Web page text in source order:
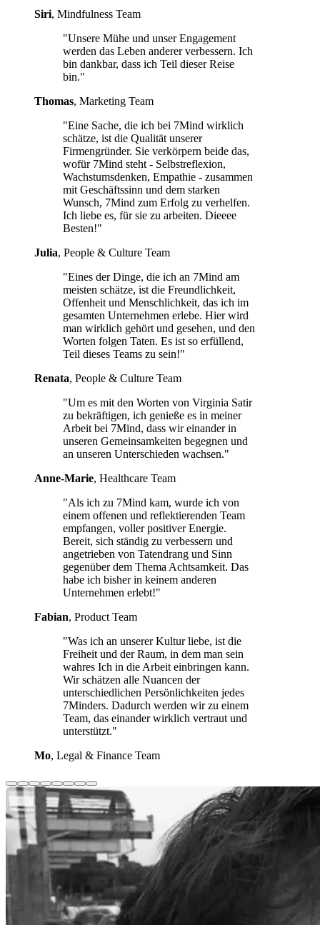
Siri, Mindfulness Team
"Unsere Mühe und unser Engagement
werden das Leben anderer verbessern. Ich
bin dankbar, dass ich Teil dieser Reise
bin."
Thomas, Marketing Team
"Eine Sache, die ich bei 7Mind wirklich
schätze, ist die Qualität unserer
Firmengründer. Sie verkörpern beide das,
wofür 7Mind steht - Selbstreflexion,
Wachstumsdenken, Empathie - zusammen
mit Geschäftssinn und dem starken
Wunsch, 7Mind zum Erfolg zu verhelfen.
Ich liebe es, für sie zu arbeiten. Dieeee
Besten!"
Julia, People & Culture Team
"Eines der Dinge, die ich an 7Mind am
meisten schätze, ist die Freundlichkeit,
Offenheit und Menschlichkeit, das ich im
gesamten Unternehmen erlebe. Hier wird
man wirklich gehört und gesehen, und den
Worten folgen Taten. Es ist so erfüllend,
Teil dieses Teams zu sein!"
Renata, People & Culture Team
"Um es mit den Worten von Virginia Satir
zu bekräftigen, ich genieße es in meiner
Arbeit bei 7Mind, dass wir einander in
unseren Gemeinsamkeiten begegnen und
an unseren Unterschieden wachsen."
Anne-Marie, Healthcare Team
"Als ich zu 7Mind kam, wurde ich von
einem offenen und reflektierenden Team
empfangen, voller positiver Energie.
Bereit, sich ständig zu verbessern und
angetrieben von Tatendrang und Sinn
gegenüber dem Thema Achtsamkeit. Das
habe ich bisher in keinem anderen
Unternehmen erlebt!"
Fabian, Product Team
"Was ich an unserer Kultur liebe, ist die
Freiheit und der Raum, in dem man sein
wahres Ich in die Arbeit einbringen kann.
Wir schätzen alle Nuancen der
unterschiedlichen Persönlichkeiten jedes
7Minders. Dadurch werden wir zu einem
Team, das einander wirklich vertraut und
unterstützt."
Mo, Legal & Finance Team